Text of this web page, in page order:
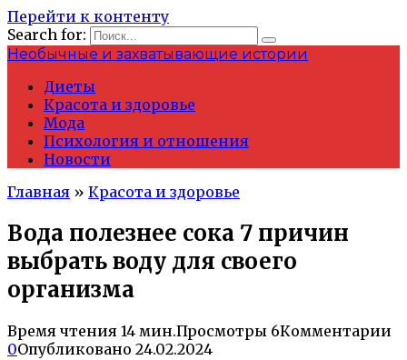
Перейти к контенту
Search for:
Необычные и захватывающие истории
Диеты
Красота и здоровье
Мода
Психология и отношения
Новости
Главная » Красота и здоровье
Вода полезнее сока 7 причин
выбрать воду для своего
организма
Время чтения 14 мин.Просмотры 6Комментарии
0Опубликовано 24.02.2024